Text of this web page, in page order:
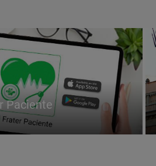
Paciente